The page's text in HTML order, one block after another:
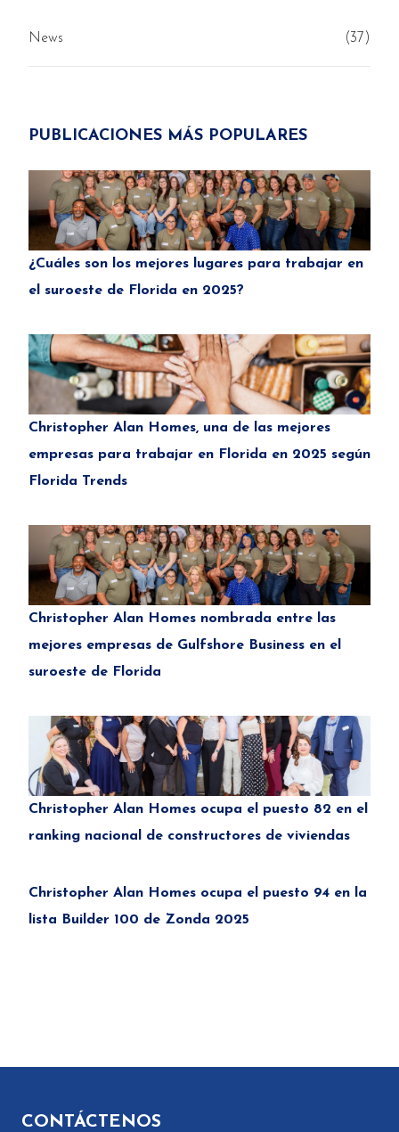
News (37)
PUBLICACIONES MÁS POPULARES
¿Cuáles son los mejores lugares para trabajar en
el suroeste de Florida en 2025?
Christopher Alan Homes, una de las mejores
empresas para trabajar en Florida en 2025 según
Florida Trends
Christopher Alan Homes nombrada entre las
mejores empresas de Gulfshore Business en el
suroeste de Florida
Christopher Alan Homes ocupa el puesto 82 en el
ranking nacional de constructores de viviendas
Christopher Alan Homes ocupa el puesto 94 en la
lista Builder 100 de Zonda 2025
CONTÁCTENOS